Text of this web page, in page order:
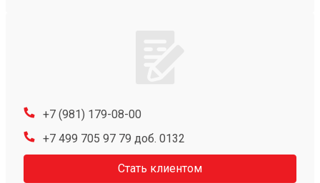
+7 (981) 179-08-00
+7 499 705 97 79 доб. 0132
Стать клиентом